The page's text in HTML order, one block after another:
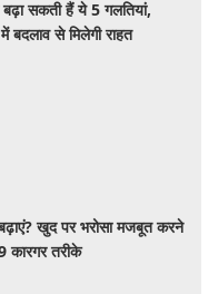
बढ़ा सकती हैं ये 5 गलतियां,
बदलाव से मिलेगी राहत
खुद पर भरोसा मजबूत करने
कारगर तरीके